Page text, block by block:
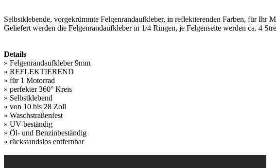
Selbstklebende, vorgekrümmte Felgenrandaufkleber, in reflektierenden Farben, für Ihr
Geliefert werden die Felgenrandaufkleber in 1/4 Ringen, je Felgenseite werden ca. 4
Details
» Felgenrandaufkleber 9mm
» REFLEKTIEREND
» für 1 Motorrad
» perfekter 360° Kreis
» Selbstklebend
» von 10 bis 28 Zoll
» Waschstraßenfest
» UV-beständig
» Öl- und Benzinbeständig
» rückstandslos entfernbar